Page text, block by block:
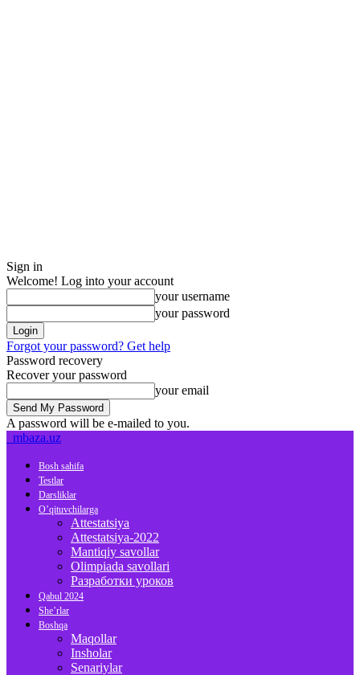
Sign in
Welcome! Log into your account
your username
your password
Forgot your password? Get help
Password recovery
Recover your password
your email
A password will be e-mailed to you.
mbaza.uz
Bosh sahifa
Testlar
Darsliklar
O’qituvchilarga
Attestatsiya
Attestatsiya-2022
Mantiqiy savollar
Olimpiada savollari
Разработки уроков
Qabul 2024
She’rlar
Boshqa
Maqollar
Insholar
Senariylar